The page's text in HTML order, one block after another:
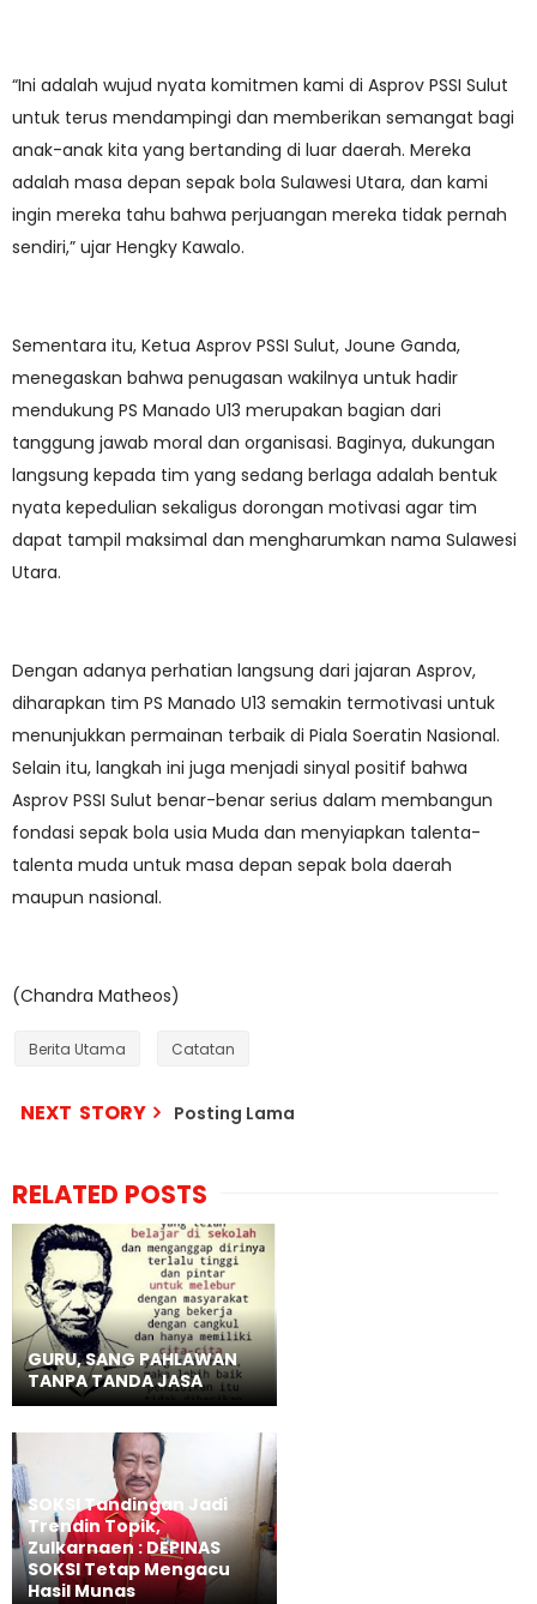
“Ini adalah wujud nyata komitmen kami di Asprov PSSI Sulut
untuk terus mendampingi dan memberikan semangat bagi
anak-anak kita yang bertanding di luar daerah. Mereka
adalah masa depan sepak bola Sulawesi Utara, dan kami
ingin mereka tahu bahwa perjuangan mereka tidak pernah
sendiri,” ujar Hengky Kawalo.
Sementara itu, Ketua Asprov PSSI Sulut, Joune Ganda,
menegaskan bahwa penugasan wakilnya untuk hadir
mendukung PS Manado U13 merupakan bagian dari
tanggung jawab moral dan organisasi. Baginya, dukungan
langsung kepada tim yang sedang berlaga adalah bentuk
nyata kepedulian sekaligus dorongan motivasi agar tim
dapat tampil maksimal dan mengharumkan nama Sulawesi
Utara.
Dengan adanya perhatian langsung dari jajaran Asprov,
diharapkan tim PS Manado U13 semakin termotivasi untuk
menunjukkan permainan terbaik di Piala Soeratin Nasional.
Selain itu, langkah ini juga menjadi sinyal positif bahwa
Asprov PSSI Sulut benar-benar serius dalam membangun
fondasi sepak bola usia Muda dan menyiapkan talenta-
talenta muda untuk masa depan sepak bola daerah
maupun nasional.
(Chandra Matheos)
Berita Utama Catatan
NEXT STORY Posting Lama
RELATED POSTS
GURU, SANG PAHLAWAN
TANPA TANDA JASA
SOKSI Tandingan Jadi
Trendin Topik,
Zulkarnaen : DEPINAS
SOKSI Tetap Mengacu
Hasil Munas